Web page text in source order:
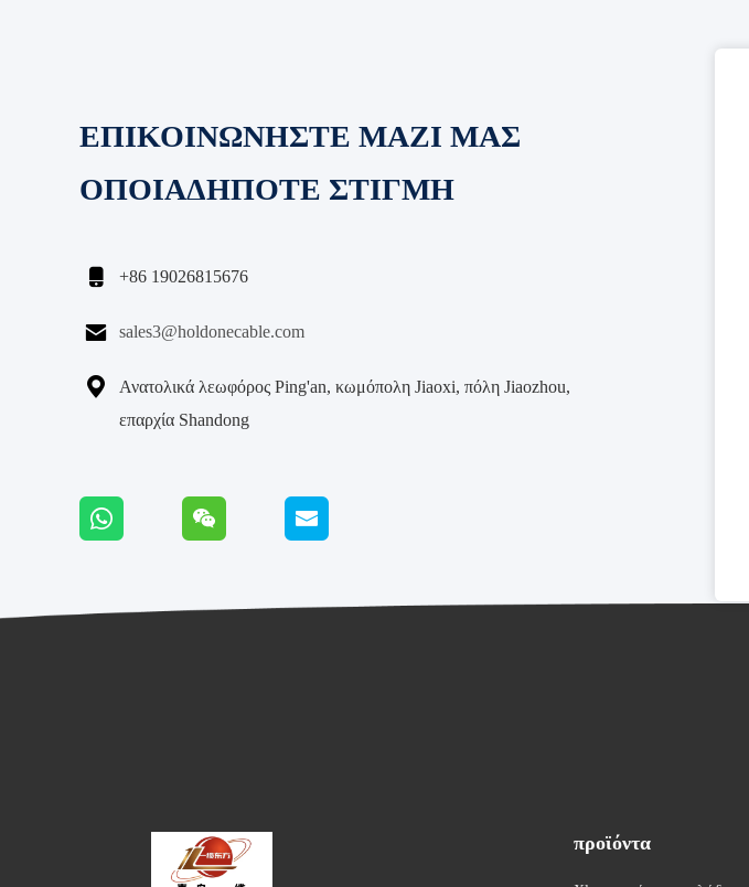
ΕΠΙΚΟΙΝΩΝΗΣΤΕ ΜΑΖΙ ΜΑΣ
ΟΠΟΙΑΔΗΠΟΤΕ ΣΤΙΓΜΗ
 +86 19026815676
 sales3@holdonecable.com

Ανατολικά λεωφόρος Ping'an, κωμόπολη Jiaoxi, πόλη Jiaozhou,
επαρχία Shandong
προϊόντα